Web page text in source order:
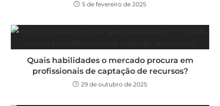
5 de fevereiro de 2025
Quais habilidades o mercado procura em
profissionais de captação de recursos?
29 de outubro de 2025